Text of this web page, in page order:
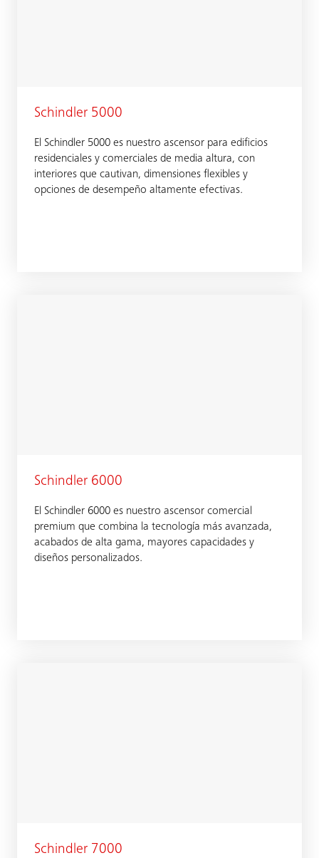
Schindler 5000
El Schindler 5000 es nuestro ascensor para edificios
residenciales y comerciales de media altura, con
interiores que cautivan, dimensiones flexibles y
opciones de desempeño altamente efectivas.
Schindler 6000
El Schindler 6000 es nuestro ascensor comercial
premium que combina la tecnología más avanzada,
acabados de alta gama, mayores capacidades y
diseños personalizados.
Schindler 7000